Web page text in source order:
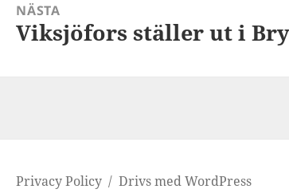
NÄSTA
Nästa
Viksjöfors ställer ut i
Privacy Policy Drivs med WordPress